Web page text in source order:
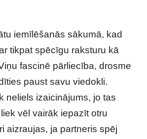
iemīlēšanās sākumā, kad
tikpat spēcīgu raksturu kā
fascinē pārliecība, drosme
paust savu viedokli.
neliels izaicinājums, jo tas
vēl vairāk iepazīt otru
aizraujas, ja partneris spēj